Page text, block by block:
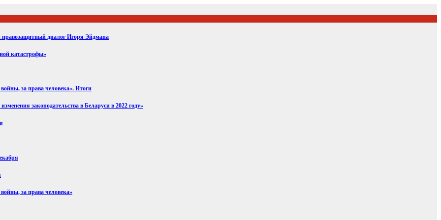
правозащитный диалог Игоря Эйдмана
катастрофы»
за права человека». Итоги
законодательства в Беларуси в 2022 году»
за права человека»